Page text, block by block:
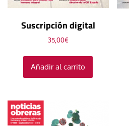
Suscripción digital
35,00€
Añadir al carrito